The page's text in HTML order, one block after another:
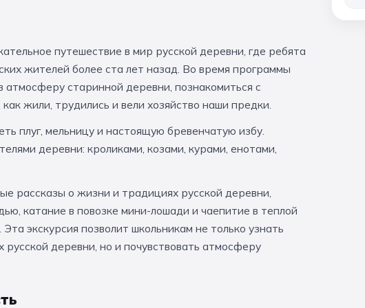
путешествие в мир русской деревни, где ребята
жителей более ста лет назад. Во время программы
атмосферу старинной деревни, познакомиться с
жили, трудились и вели хозяйство наши предки.
плуг, мельницу и настоящую бревенчатую избу.
деревни: кроликами, козами, курами, енотами,
рассказы о жизни и традициях русской деревни,
катание в повозке мини-лошади и чаепитие в теплой
экскурсия позволит школьникам не только узнать
деревни, но и почувствовать атмосферу